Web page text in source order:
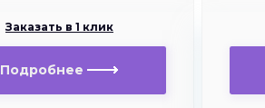
Заказать в 1 клик
Подробнее